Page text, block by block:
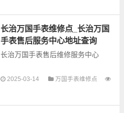
的故障检测维修，手表保养等业
务，为了享受优质的...
长治万国手表维修点_长治万国
手表售后服务中心地址查询
长治万国手表售后维修服务中心
息，可以为您提供万国全型号手表
2025-03-14
万国手表维修点